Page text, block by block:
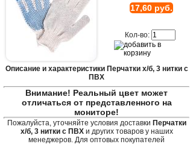
17,60 руб.
Кол-во:
Описание и характеристики Перчатки х/б, 3 нитки с
ПВХ
Внимание! Реальный цвет может
отличаться от представленного на
мониторе!
Пожалуйста, уточняйте условия доставки Перчатки
х/б, 3 нитки с ПВХи других товаров у наших
менеджеров. Для оптовых покупателей